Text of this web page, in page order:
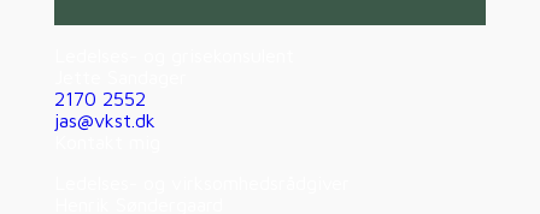
2170 2552
jas@vkst.dk